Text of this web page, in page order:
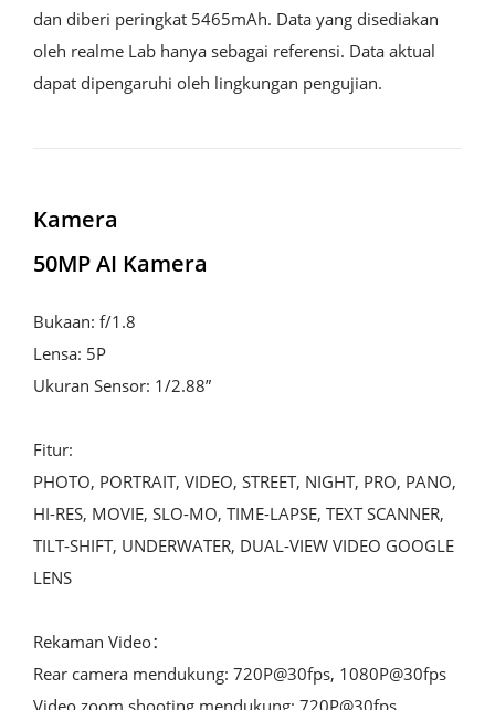
dan diberi peringkat 5465mAh. Data yang disediakan
oleh realme Lab hanya sebagai referensi. Data aktual
dapat dipengaruhi oleh lingkungan pengujian.
Kamera
50MP AI Kamera
Bukaan: f/1.8
Lensa: 5P
Ukuran Sensor: 1/2.88”
Fitur:
PHOTO, PORTRAIT, VIDEO, STREET, NIGHT, PRO, PANO,
HI-RES, MOVIE, SLO-MO, TIME-LAPSE, TEXT SCANNER,
TILT-SHIFT, UNDERWATER, DUAL-VIEW VIDEO GOOGLE
LENS
Rekaman Video：
Rear camera mendukung: 720P@30fps, 1080P@30fps
Video zoom shooting mendukung: 720P@30fps,